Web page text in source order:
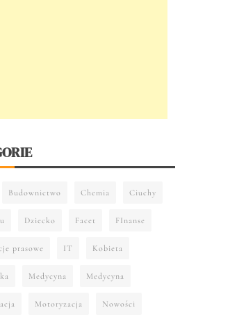
Budownictwo Chemia Ciuchy
Dziecko Facet FInanse
prasowe IT Kobieta
Medycyna Medycyna
Motoryzacja Nowości